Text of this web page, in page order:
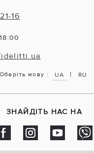
16
Оберіть мову : UA | RU
ЗНАЙДІТЬ НАС НА